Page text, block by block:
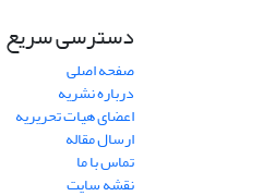
دسترسی سریع
صفحه اصلی
درباره نشریه
اعضای هیات تحریریه
ارسال مقاله
تماس با ما
نقشه سایت